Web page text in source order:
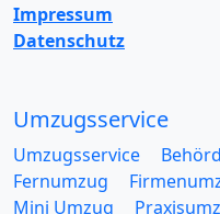
Impressum
Datenschutz
Umzugsservice
Umzugsservice
Fernumzug
Mini Umzug